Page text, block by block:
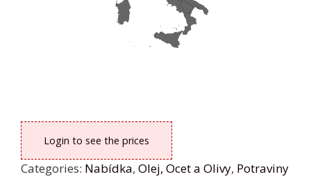
Login to see the prices
Categories: Nabídka, Olej, Ocet a Olivy, Potraviny